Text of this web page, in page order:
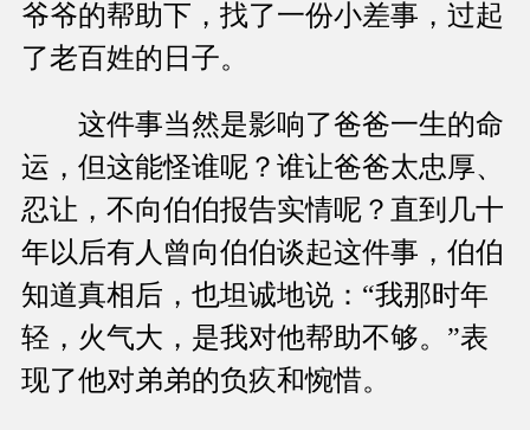
爷爷的帮助下，找了一份小差事，过起
了老百姓的日子。
这件事当然是影响了爸爸一生的命
运，但这能怪谁呢？谁让爸爸太忠厚、
忍让，不向伯伯报告实情呢？直到几十
年以后有人曾向伯伯谈起这件事，伯伯
知道真相后，也坦诚地说：“我那时年
轻，火气大，是我对他帮助不够。”表
现了他对弟弟的负疚和惋惜。